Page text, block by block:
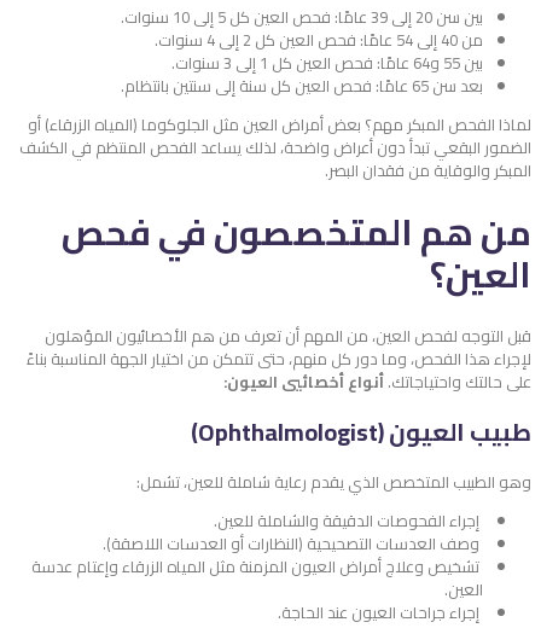
بين سن 20 إلى 39 عامًا: فحص العين كل 5 إلى 10 سنوات.
من 40 إلى 54 عامًا: فحص العين كل 2 إلى 4 سنوات.
بين 55 و64 عامًا: فحص العين كل 1 إلى 3 سنوات.
بعد سن 65 عامًا: فحص العين كل سنة إلى سنتين بانتظام.
لماذا الفحص المبكر مهم؟ بعض أمراض العين مثل الجلوكوما (المياه الزرقاء) أو
الضمور البقعي تبدأ دون أعراض واضحة، لذلك يساعد الفحص المنتظم في الكشف
المبكر والوقاية من فقدان البصر.
من هم المتخصصون في فحص
العين؟
قبل التوجه لفحص العين، من المهم أن تعرف من هم الأخصائيون المؤهلون
لإجراء هذا الفحص، وما دور كل منهم، حتى تتمكن من اختيار الجهة المناسبة بناءً
على حالتك واحتياجاتك.أنواع أخصائيي العيون:
طبيب العيون (Ophthalmologist)
وهو الطبيب المتخصص الذي يقدم رعاية شاملة للعين، تشمل:
إجراء الفحوصات الدقيقة والشاملة للعين.
وصف العدسات التصحيحية (النظارات أو العدسات اللاصقة).
تشخيص وعلاج أمراض العيون المزمنة مثل المياه الزرقاء وإعتام عدسة
العين.
إجراء جراحات العيون عند الحاجة.